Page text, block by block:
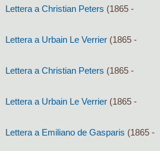
Lettera a Christian Peters (1865 -
Lettera a Urbain Le Verrier (1865 -
Lettera a Christian Peters (1865 -
Lettera a Urbain Le Verrier (1865 -
Lettera a Emiliano de Gasparis (1865 -